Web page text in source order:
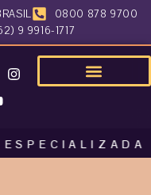
0800 878 9700
9 9916-1717